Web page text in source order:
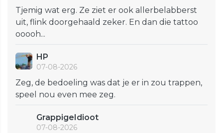
Tjemig wat erg. Ze ziet er ook allerbelabberst
uit, flink doorgehaald zeker. En dan die tattoo
ooooh...
HP
07-08-2026
Zeg, de bedoeling was dat je er in zou trappen,
speel nou even mee zeg.
GrappigeIdioot
07-08-2026